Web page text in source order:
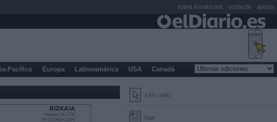
Pacífico Europa Latinoamérica USA Canadá
sitio web
leer
sobre Kiosko.net contacto ayuda